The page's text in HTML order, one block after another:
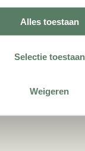
Alles toestaan
Selectie toestaan
Weigeren